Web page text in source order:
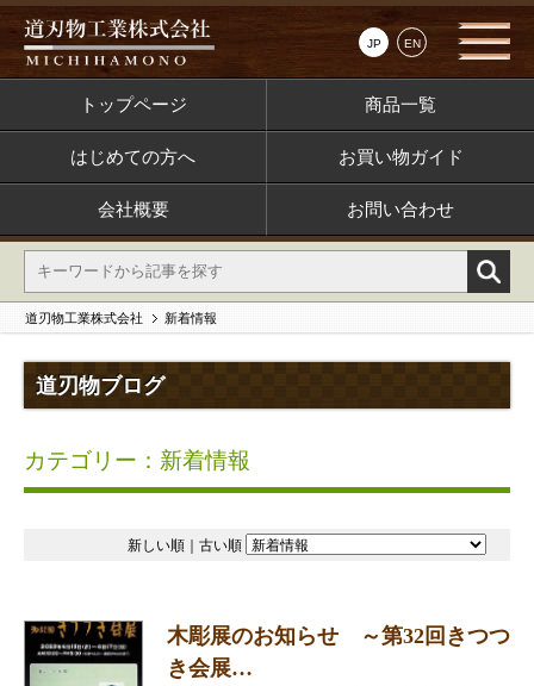
JP EN
トップページ 商品一覧
はじめての方へ お買い物ガイド
会社概要 お問い合わせ
道刃物工業株式会社 新着情報
道刃物ブログ
カテゴリー：新着情報
新しい順 古い順
木彫展のお知らせ ～第32回きつつ
き会展…